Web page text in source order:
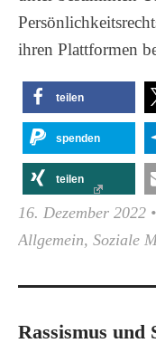
ihren Plattformen
teilen
spenden
teilen
16. Dezember 2022 •
Allgemein, Soziale
Rassismus und